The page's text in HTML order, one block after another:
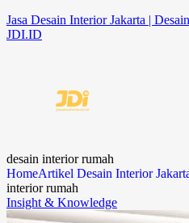
Jasa Desain Interior Jakarta |
JDI.ID
desain interior rumah
HomeArtikel Desain Interior
interior rumah
Insight & Knowledge